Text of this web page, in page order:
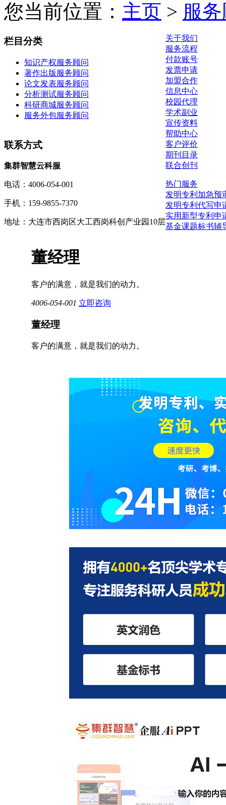
您当前位置： 主页 > 服
栏目分类
知识产权服务顾问
著作出版服务顾问
论文发表服务顾问
分析测试服务顾问
科研商城服务顾问
服务外包服务顾问
联系方式
集群智慧云科服
电话：4006-054-001
手机：159-9855-7370
地址：大连市西岗区大工西岗科创产业园10层
董经理
客户的满意，就是我们的动力。
4006-054-001 立即咨询
董经理
客户的满意，就是我们的动力。
关于我们
服务流程
付款账号
发票申请
加盟合作
信息中心
校园代理
学术副业
宣传资料
帮助中心
客户评价
期刊目录
联合创刊
热门服务
发明专利加急预
发明专利代写申
实用新型专利申
基金课题标书辅